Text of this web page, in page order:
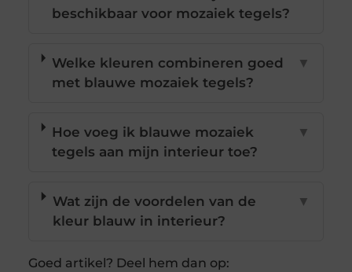
beschikbaar voor mozaiek tegels?
Welke kleuren combineren goed
met blauwe mozaiek tegels?
▼
Hoe voeg ik blauwe mozaiek
tegels aan mijn interieur toe?
▼
Wat zijn de voordelen van de
kleur blauw in interieur?
▼
Goed artikel? Deel hem dan op: